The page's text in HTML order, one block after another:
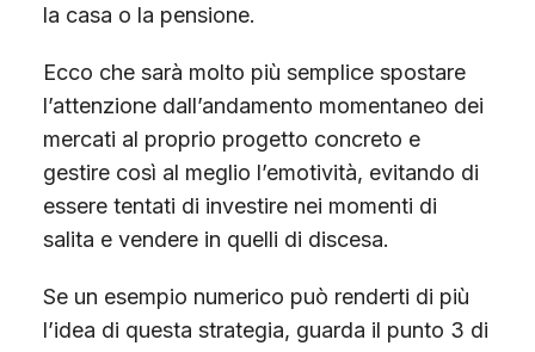
la casa o la pensione.
Ecco che sarà molto più semplice spostare
l’attenzione dall’andamento momentaneo dei
mercati al proprio progetto concreto e
gestire così al meglio l’emotività, evitando di
essere tentati di investire nei momenti di
salita e vendere in quelli di discesa.
Se un esempio numerico può renderti di più
l’idea di questa strategia, guarda il punto 3 di